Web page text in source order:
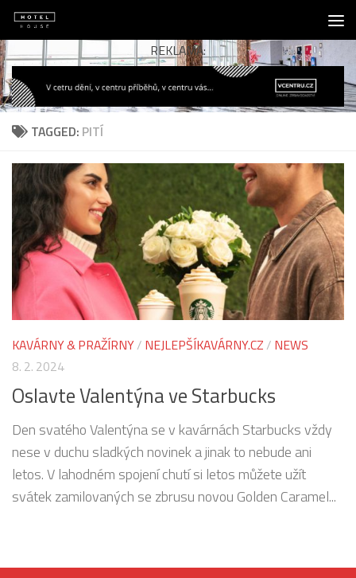
Skip to content
REKLAMA:
TAGGED: PITÍ
KAVÁRNY & PRAŽÍRNY/ NEJLEPŠÍKAVÁRNY.CZ / NEWS
8. 2. 2024
Oslavte Valentýna ve Starbucks
Den svatého Valentýna se v kavárnách Starbucks vždy
nese v duchu sladkých novinek a jinak to nebude ani
letos. V lahodném spojení chutí si letos můžete užít
svátek zamilovaných se zbrusu novou Golden Caramel...